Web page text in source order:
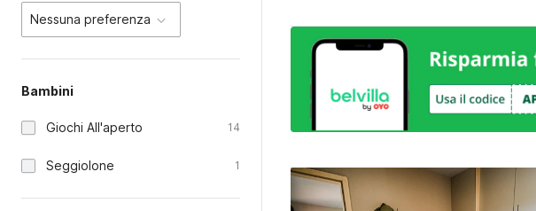
Nessuna preferenza
Bambini
Giochi All'aperto 14
Seggiolone 1